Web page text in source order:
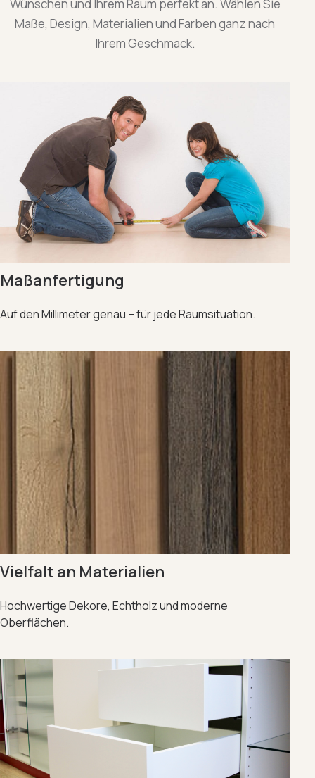
Wünschen und Ihrem Raum perfekt an. Wählen Sie
Maße, Design, Materialien und Farben ganz nach
Ihrem Geschmack.
Maßanfertigung
Auf den Millimeter genau – für jede Raumsituation.
Vielfalt an Materialien
Hochwertige Dekore, Echtholz und moderne
Oberflächen.